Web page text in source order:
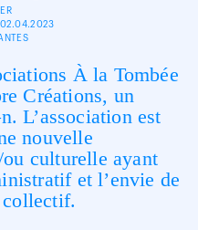
02.04.2023
À la Tombée
Créations, un
n. L’association est
nouvelle
culturelle ayant
et l’envie de
collectif.